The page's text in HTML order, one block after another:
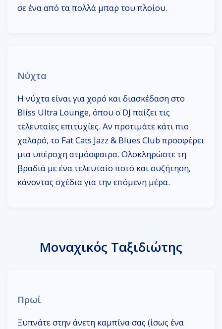
σε ένα από τα πολλά μπαρ του πλοίου.
Νύχτα
Η νύχτα είναι για χορό και διασκέδαση στο
Bliss Ultra Lounge, όπου ο DJ παίζει τις
τελευταίες επιτυχίες. Αν προτιμάτε κάτι πιο
χαλαρό, το Fat Cats Jazz & Blues Club προσφέρει
μια υπέροχη ατμόσφαιρα. Ολοκληρώστε τη
βραδιά με ένα τελευταίο ποτό και συζήτηση,
κάνοντας σχέδια για την επόμενη μέρα.
Μοναχικός Ταξιδιώτης
Πρωί
Ξυπνάτε στην άνετη καμπίνα σας (ίσως ένα